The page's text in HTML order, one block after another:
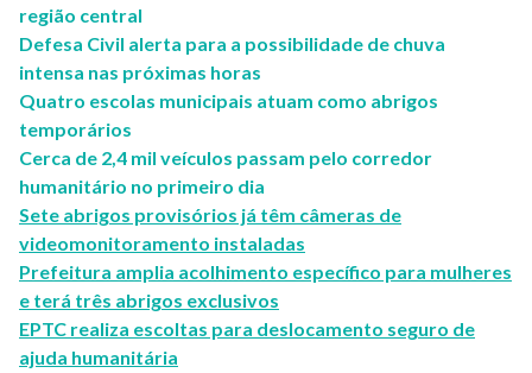
região central
Defesa Civil alerta para a possibilidade de chuva
intensa nas próximas horas
Quatro escolas municipais atuam como abrigos
temporários
Cerca de 2,4 mil veículos passam pelo corredor
humanitário no primeiro dia
Sete abrigos provisórios já têm câmeras de
videomonitoramento instaladas
Prefeitura amplia acolhimento específico para mulheres
e terá três abrigos exclusivos
EPTC realiza escoltas para deslocamento seguro de
ajuda humanitária